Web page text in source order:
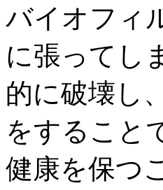
バイオフィ
に張ってし
的に破壊し
をすること
健康を保つ